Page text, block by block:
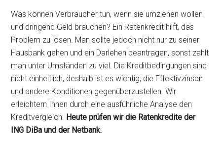
Was können Verbraucher tun, wenn sie umziehen wollen
und dringend Geld brauchen? Ein Ratenkredit hilft, das
Problem zu lösen. Man sollte jedoch nicht nur zu seiner
Hausbank gehen und ein Darlehen beantragen, sonst zahlt
man unter Umständen zu viel. Die Kreditbedingungen sind
nicht einheitlich, deshalb ist es wichtig, die Effektivzinsen
und andere Konditionen gegenüberzustellen. Wir
erleichtern Ihnen durch eine ausführliche Analyse den
Kreditvergleich. Heute prüfen wir die Ratenkredite der
ING DiBa und der Netbank.